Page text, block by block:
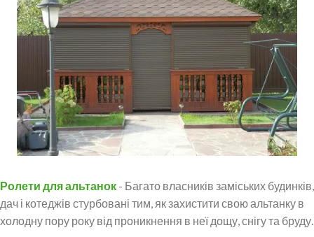
Ролети для альтанок - Багато власників заміських будинків,
дач і котеджів стурбовані тим, як захистити свою альтанку в
холодну пору року від проникнення в неї дощу, снігу та бруду.